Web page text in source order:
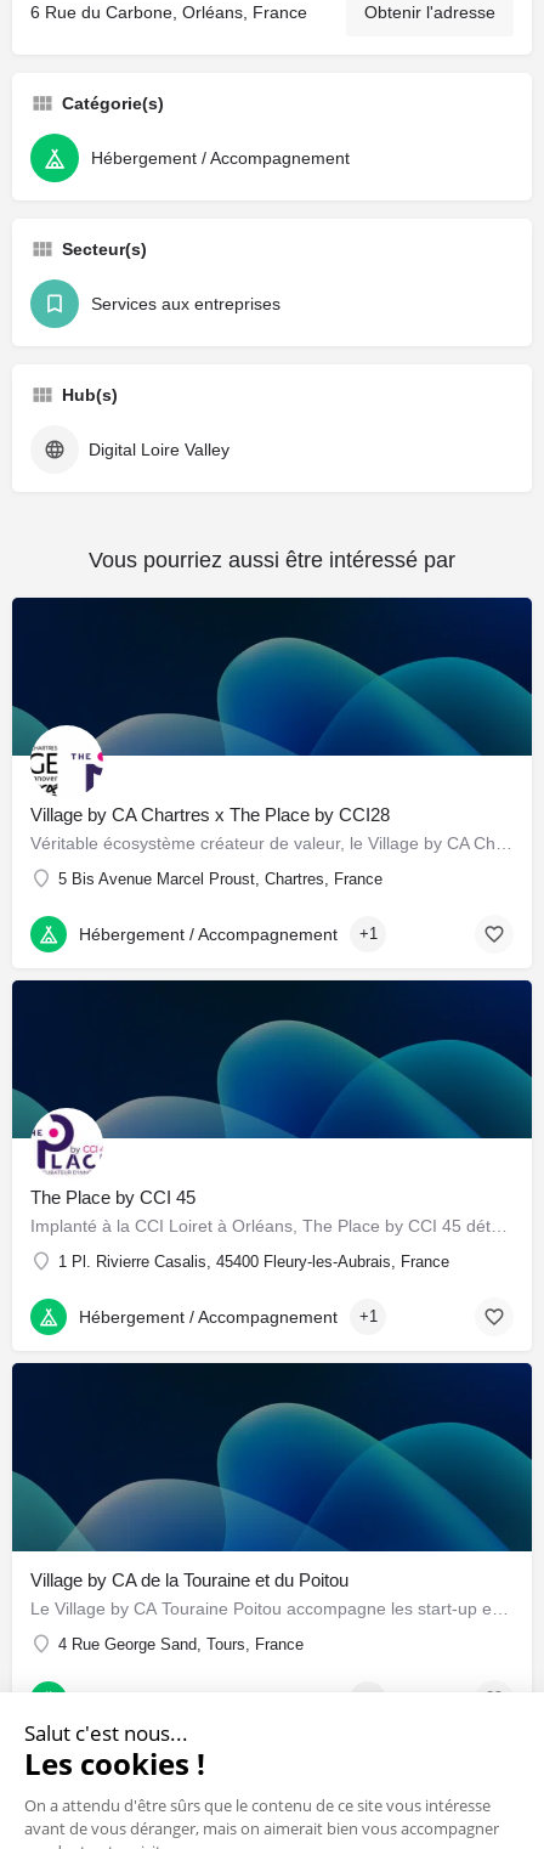
6 Rue du Carbone, Orléans, France Obtenir l'adresse
Catégorie(s)
Hébergement / Accompagnement
Secteur(s)
Services aux entreprises
Hub(s)
Digital Loire Valley
Vous pourriez aussi être intéressé par
Village by CA Chartres x The Place by CCI28
5 Bis Avenue Marcel Proust, Chartres, France
Hébergement / Accompagnement +1
The Place by CCI 45
1 Pl. Rivierre Casalis, 45400 Fleury-les-Aubrais, France
Hébergement / Accompagnement +1
Village by CA de la Touraine et du Poitou
4 Rue George Sand, Tours, France
Salut c'est nous...
Les cookies !
On a attendu d'être sûrs que le contenu de ce site vous intéresse
avant de vous déranger, mais on aimerait bien vous accompagner